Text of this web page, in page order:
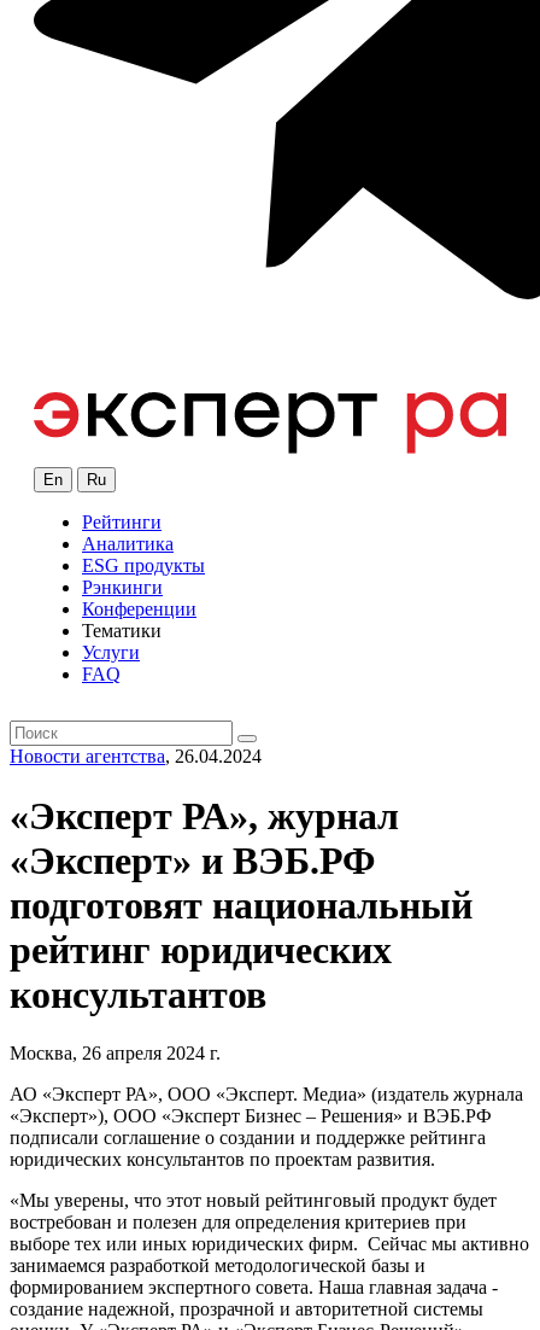
En Ru
Рейтинги
Аналитика
ESG продукты
Рэнкинги
Конференции
Тематики
Услуги
FAQ
Новости агентства, 26.04.2024
«Эксперт РА», журнал
«Эксперт» и ВЭБ.РФ
подготовят национальный
рейтинг юридических
консультантов
Москва, 26 апреля 2024 г.
АО «Эксперт РА», ООО «Эксперт. Медиа» (издатель журнала
«Эксперт»), ООО «Эксперт Бизнес – Решения» и ВЭБ.РФ
подписали соглашение о создании и поддержке рейтинга
юридических консультантов по проектам развития.
«Мы уверены, что этот новый рейтинговый продукт будет
востребован и полезен для определения критериев при
выборе тех или иных юридических фирм. Сейчас мы активно
занимаемся разработкой методологической базы и
формированием экспертного совета. Наша главная задача -
создание надежной, прозрачной и авторитетной системы